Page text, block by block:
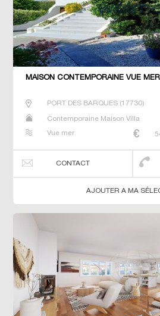
MAISON CONTEMPORAINE VUE
PORT DES BARQUES(17730)
Contemporaine Maison Villa
Vue mer
CONTACT
AJOUTER A MA